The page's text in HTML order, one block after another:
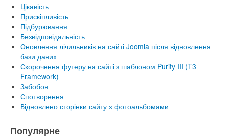
Цікавість
Прискіпливість
Підбурювання
Безвідповідальність
Оновлення лічильників на сайті Joomla після відновлення
бази даних
Скорочення футеру на сайті з шаблоном Purity III (T3
Framework)
Забобон
Спотворення
Відновлено сторінки сайту з фотоальбомами
Популярне